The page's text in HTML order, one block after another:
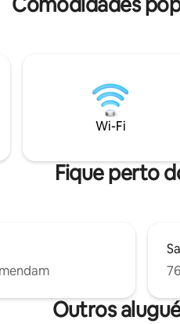
para o
e
suas
de lavar louças,
gratuitos). Praia a
pé, em frente à porta! Ar
Wi-Fi, cofre,
à porta.Wi-Fi
Fique perto
Outros